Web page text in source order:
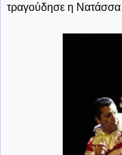
τραγούδησε η